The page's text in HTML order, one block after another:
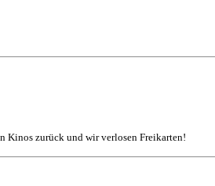
Kinos zurück und wir verlosen Freikarten!